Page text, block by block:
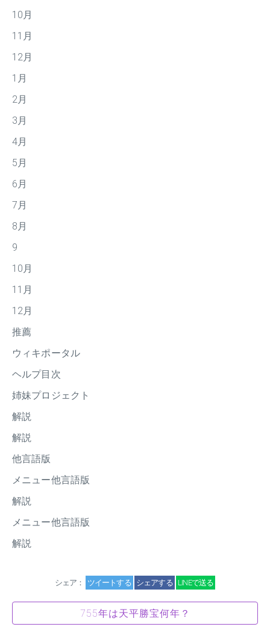
10月
11月
12月
1月
2月
3月
4月
5月
6月
7月
8月
9
10月
11月
12月
推薦
ウィキポータル
ヘルプ目次
姉妹プロジェクト
解説
解説
他言語版
メニュー他言語版
解説
メニュー他言語版
解説
シェア： ツイートする シェアする LINEで送る
755年は天平勝宝何年？